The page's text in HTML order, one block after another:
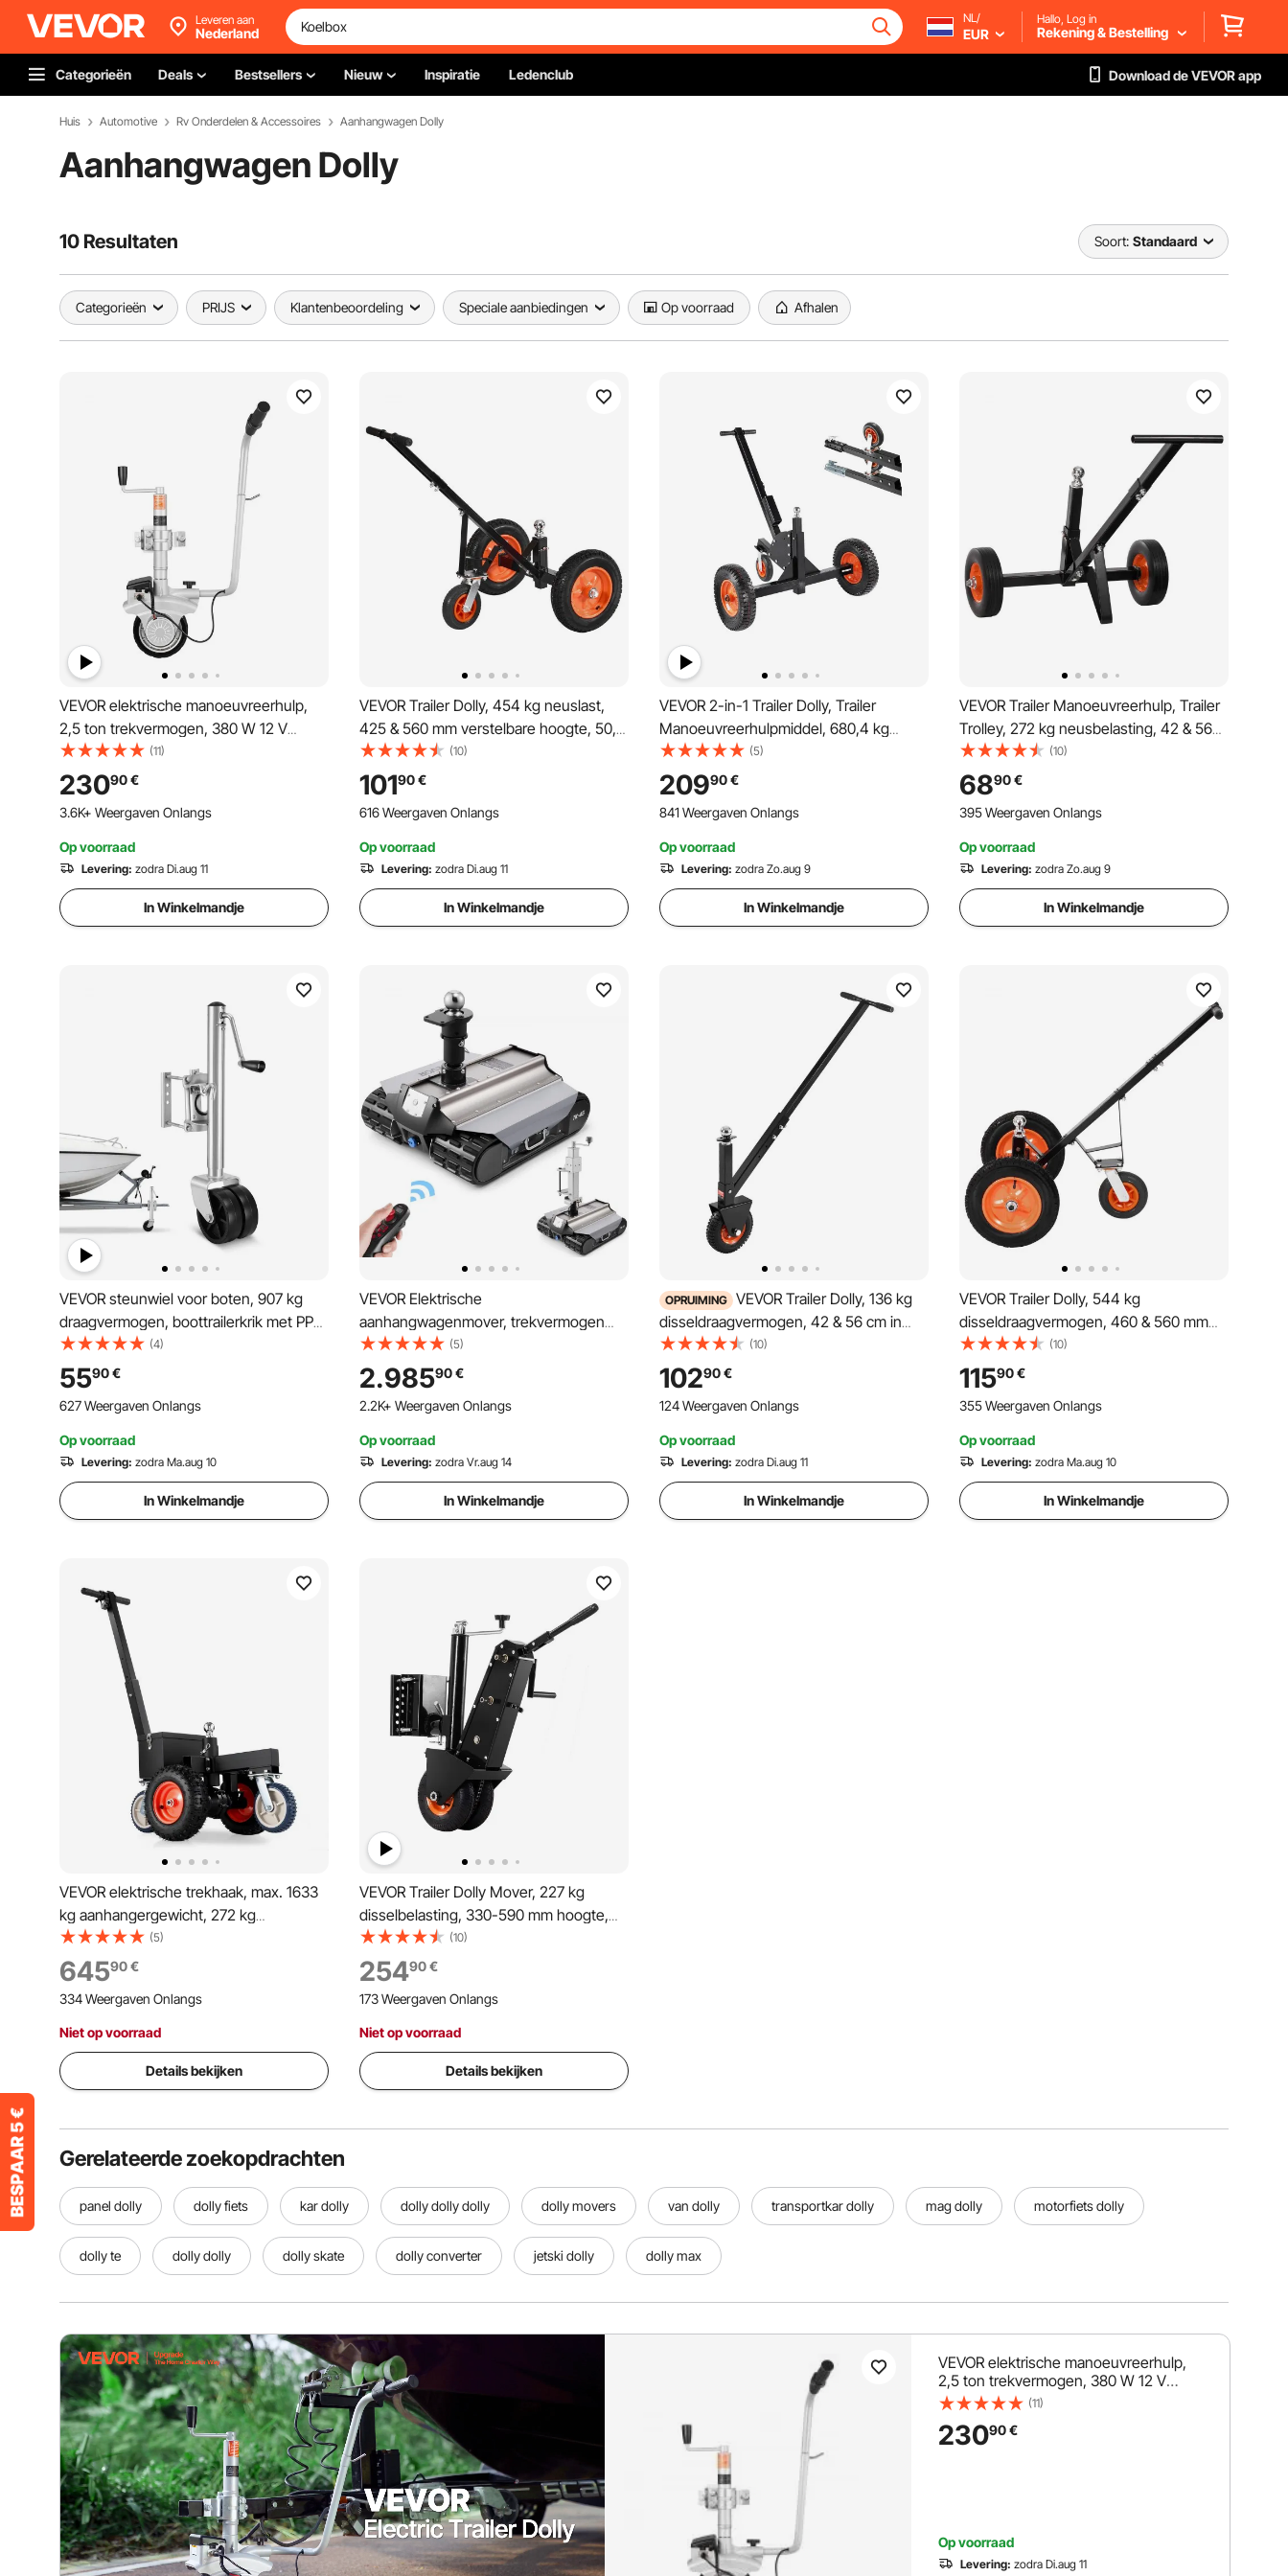
Leveren aan
Nederland
NL/
EUR
Hallo, Log in
Rekening & Bestelling
Categorieën Deals Bestsellers Nieuw Inspiratie Ledenclub Download de VEVOR app
Huis Automotive Rv Onderdelen & Accessoires Aanhangwagen Dolly
Aanhangwagen Dolly
10 Resultaten Soort: Standaard
Categorieën PRIJS Klantenbeoordeling Speciale aanbiedingen Op voorraad Afhalen
VEVOR elektrische manoeuvreerhulp,
2,5 ton trekvermogen, 380 W 12 V
gemotoriseerd neuswiel met een
snelheid van 7 m/min, verstelbare
klemhoogte en rubberen banden, voor
het verplaatsen van caravans en boten.
(11)
23090€
3.6K+ Weergaven Onlangs
Op voorraad
Levering: zodra Di.aug 11
In Winkelmandje
VEVOR Trailer Dolly, 454 kg neuslast,
425 & 560 mm verstelbare hoogte, 50,8
mm kogel, 355,6 mm luchtband,
koolstofstaal, voor het verplaatsen van
campertrailers
(10)
10190€
616 Weergaven Onlangs
Op voorraad
Levering: zodra Di.aug 11
In Winkelmandje
VEVOR 2-in-1 Trailer Dolly, Trailer
Manoeuvreerhulpmiddel, 680,4 kg
neusbelasting, 56 en 66 cm verstelbare
hoogte, 50,8 mm trekhaakkogel, 38 cm
luchtbanden, voor het verplaatsen van
campertrailers
(5)
20990€
841 Weergaven Onlangs
Op voorraad
Levering: zodra Zo.aug 9
In Winkelmandje
VEVOR Trailer Manoeuvreerhulp, Trailer
Trolley, 272 kg neusbelasting, 42 & 56
cm verstelbare hoogte, 47,3 mm
trekhaak, 254 mm massieve rubberen
banden, voor het verplaatsen van
campers en boottrailers
(10)
6890€
395 Weergaven Onlangs
Op voorraad
Levering: zodra Zo.aug 9
In Winkelmandje
VEVOR steunwiel voor boten, 907 kg
draagvermogen, boottrailerkrik met PP
dubbel wiel en ergonomische
handgreep, hefhoogte van 381 tot 685
mm, neuswiel geschikt voor campers,
boten en aanhangwagens.
(4)
5590€
627 Weergaven Onlangs
Op voorraad
Levering: zodra Ma.aug 10
In Winkelmandje
VEVOR Elektrische
aanhangwagenmover, trekvermogen
4082 kg, op afstand bedienbare
aanhangwagenmanoeuvreerder met
100 m radiobereik, gemotoriseerde
campertrolleyset geschikt voor
campers, caravans, boten,
aanhangwagenkrik
(5)
2.98590€
2.2K+ Weergaven Onlangs
Op voorraad
Levering: zodra Vr.aug 14
In Winkelmandje
OPRUIMING VEVOR Trailer Dolly, 136 kg
disseldraagvermogen, 42 & 56 cm in
hoogte verstelbare trailer dolly, met 47,6
& 50,8 mm kogels, 8,5 inch luchtband
van rubber, voor het verplaatsen van
campertrailers
(10)
10290€
124 Weergaven Onlangs
Op voorraad
Levering: zodra Di.aug 11
In Winkelmandje
VEVOR Trailer Dolly, 544 kg
disseldraagvermogen, 460 & 560 mm
verstelbare hoogte, 50,8 mm kogel, 386
mm luchtbanden, koolstofstaal, voor het
verplaatsen van campertrailers
(10)
11590€
355 Weergaven Onlangs
Op voorraad
Levering: zodra Ma.aug 10
In Winkelmandje
VEVOR elektrische trekhaak, max. 1633
kg aanhangergewicht, 272 kg
kogeldruk, DC 24 V 800 W, met 1-7/8
inch en 2 inch trekhaakkoppelingen
voor campers, vrachtwagens,
bedrijfsvoertuigen en boottrailers.
(5)
64590€
334 Weergaven Onlangs
Niet op voorraad
Details bekijken
VEVOR Trailer Dolly Mover, 227 kg
disselbelasting, 330-590 mm hoogte,
22,8 cm luchtbanden, handmatige of
elektrische sleutelaandrijving, voor het
verplaatsen van campertrailers
(10)
25490€
173 Weergaven Onlangs
Niet op voorraad
Details bekijken
Gerelateerde zoekopdrachten
panel dolly dolly fiets kar dolly dolly dolly dolly dolly movers van dolly transportkar dolly mag dolly motorfiets dolly
dolly te dolly dolly dolly skate dolly converter jetski dolly dolly max
VEVOR elektrische manoeuvreerhulp,
2,5 ton trekvermogen, 380 W 12 V
gemotoriseerd neuswiel met een
klemhoogte en rubberen banden, voor
(11)
23090€
Op voorraad
Levering: zodra Di.aug 11